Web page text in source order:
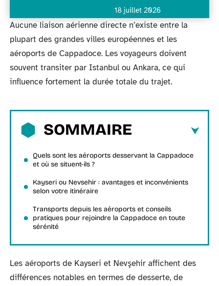
18 juillet 2026
Aucune liaison aérienne directe n’existe entre la
plupart des grandes villes européennes et les
aéroports de Cappadoce. Les voyageurs doivent
souvent transiter par Istanbul ou Ankara, ce qui
influence fortement la durée totale du trajet.
SOMMAIRE
Quels sont les aéroports desservant la Cappadoce
et où se situent-ils ?
Kayseri ou Nevsehir : avantages et inconvénients
selon votre itinéraire
Transports depuis les aéroports et conseils
pratiques pour rejoindre la Cappadoce en toute
sérénité
Les aéroports de Kayseri et Nevşehir affichent des
différences notables en termes de desserte, de